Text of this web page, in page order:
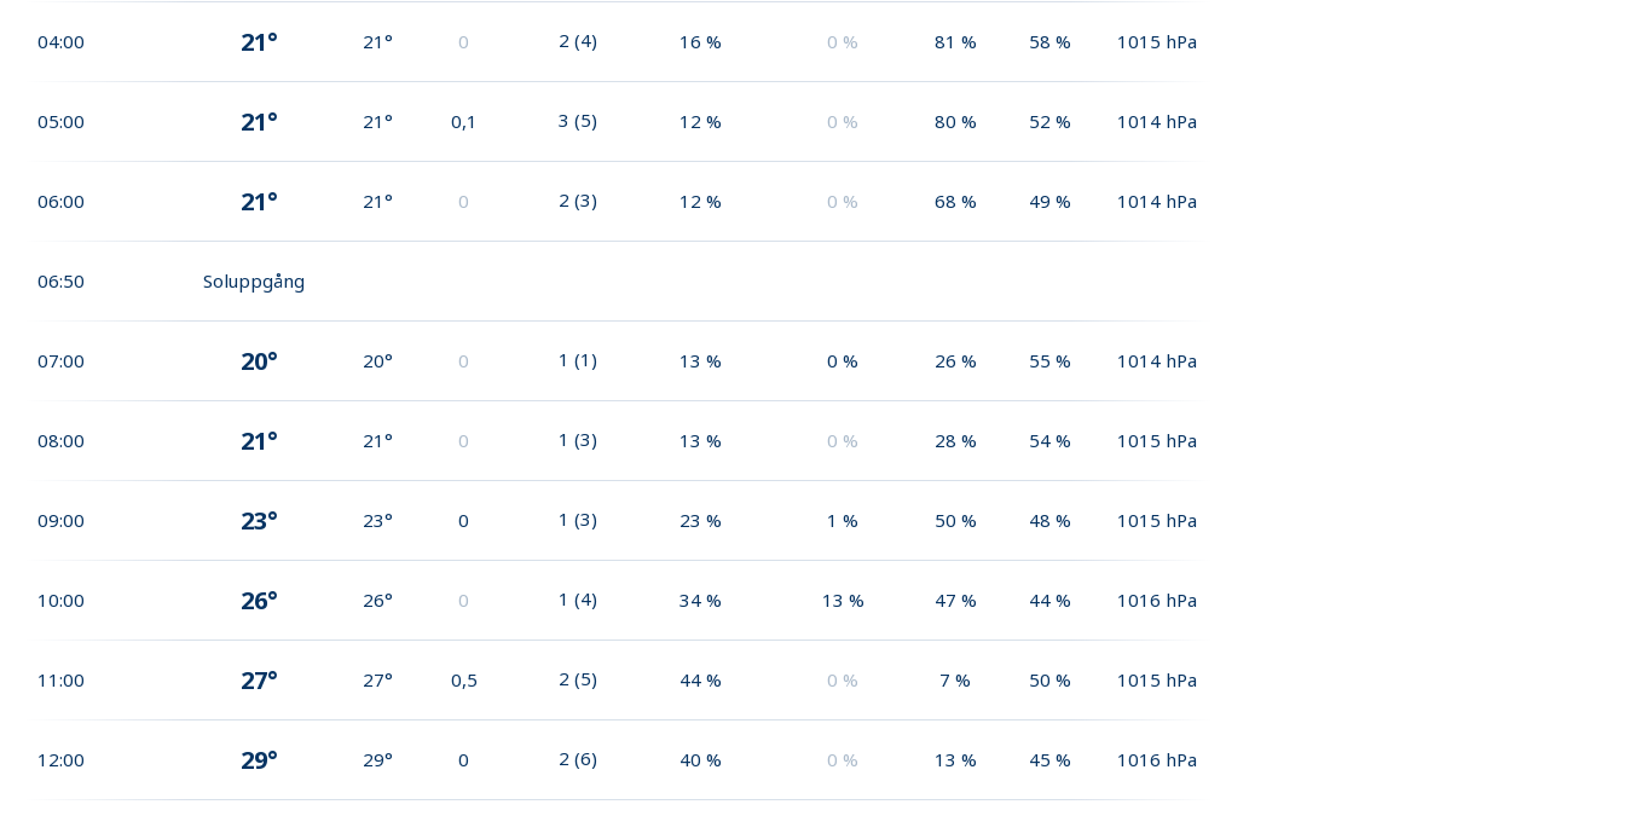
04:00 21° 21° 0 2 (4) 16 % 0 % 81 % 58 % 1015 hPa
05:00 21° 21° 0,1 3 (5) 12 % 0 % 80 % 52 % 1014 hPa
06:00 21° 21° 0 2 (3) 12 % 0 % 68 % 49 % 1014 hPa
06:50 Soluppgång
07:00 20° 20° 0 1 (1) 13 % 0 % 26 % 55 % 1014 hPa
08:00 21° 21° 0 1 (3) 13 % 0 % 28 % 54 % 1015 hPa
09:00 23° 23° 0 1 (3) 23 % 1 % 50 % 48 % 1015 hPa
10:00 26° 26° 0 1 (4) 34 % 13 % 47 % 44 % 1016 hPa
11:00 27° 27° 0,5 2 (5) 44 % 0 % 7 % 50 % 1015 hPa
12:00 29° 29° 0 2 (6) 40 % 0 % 13 % 45 % 1016 hPa